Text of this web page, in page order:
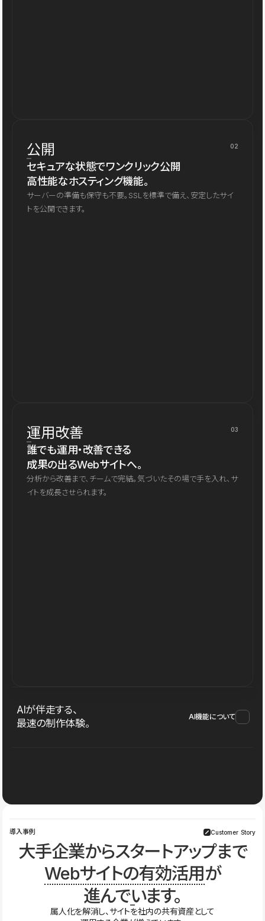
公開 02
セキュアな状態でワンクリック公開
高性能なホスティング機能。
サーバーの準備も保守も不要。SSLを標準で備え、安定したサイ
トを公開できます。
運用改善 03
誰でも運用・改善できる
成果の出るWebサイトへ。
分析から改善まで、チームで完結。気づいたその場で手を入れ、サ
イトを成長させられます。
AIが伴走する、
最速の制作体験。
AI機能について
導入事例 Customer Story
大手企業からスタートアップまで
Webサイトの有効活用が
進んでいます。
属人化を解消し、サイトを社内の共有資産として